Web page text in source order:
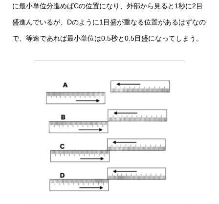
に最小単位分進めばCの位置になり、外部から見ると1秒に2目
盛進んでいるが、Dのように1目盛が重なる位置があるはずなの
で、等速であれば最小単位は0.5秒と0.5目盛になってしまう。